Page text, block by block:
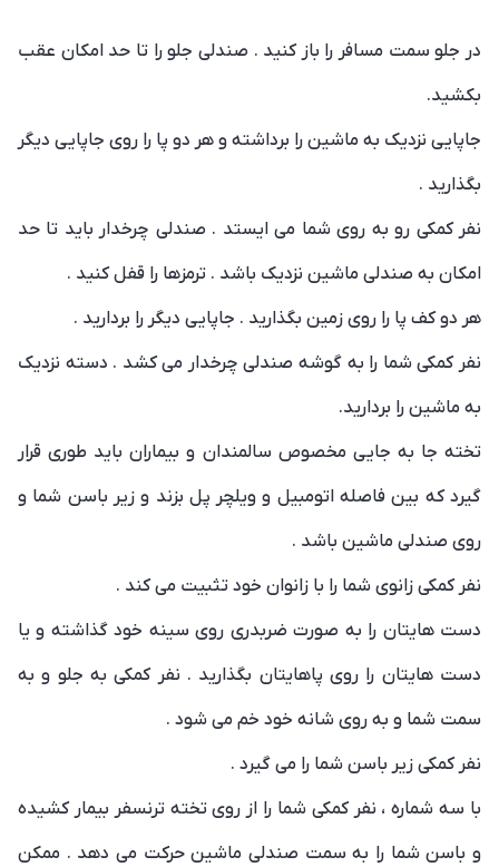
در جلو سمت مسافر را باز کنید . صندلی جلو را تا حد امکان عقب
بکشید.
جاپایی نزدیک به ماشین را برداشته و هر دو پا را روی جاپایی دیگر
بگذارید .
نفر کمکی رو به روی شما می ایستد . صندلی چرخدار باید تا حد
امکان به صندلی ماشین نزدیک باشد . ترمزها را قفل کنید .
هر دو کف پا را روی زمین بگذارید . جاپایی دیگر را بردارید .
نفر کمکی شما را به گوشه صندلی چرخدار می کشد . دسته نزدیک
به ماشین را بردارید.
تخته جا به جایی مخصوص سالمندان و بیماران باید طوری قرار
گیرد که بین فاصله اتومبیل و ویلچر پل بزند و زیر باسن شما و
روی صندلی ماشین باشد .
نفر کمکی زانوی شما را با زانوان خود تثبیت می کند .
دست هایتان را به صورت ضربدری روی سینه خود گذاشته و یا
دست هایتان را روی پاهایتان بگذارید . نفر کمکی به جلو و به
سمت شما و به روی شانه خود خم می شود .
نفر کمکی زیر باسن شما را می گیرد .
با سه شماره ، نفر کمکی شما را از روی تخته ترنسفر بیمار کشیده
و باسن شما را به سمت صندلی ماشین حرکت می دهد . ممکن